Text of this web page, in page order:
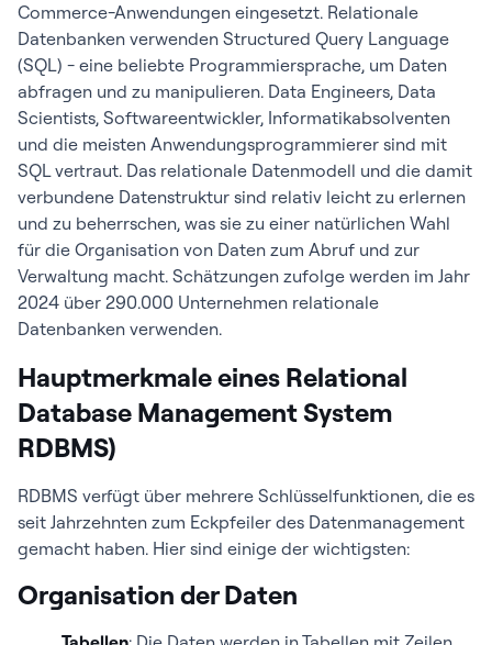
Commerce-Anwendungen eingesetzt. Relationale
Datenbanken verwenden Structured Query Language
(SQL) - eine beliebte Programmiersprache, um Daten
abfragen und zu manipulieren. Data Engineers, Data
Scientists, Softwareentwickler, Informatikabsolventen
und die meisten Anwendungsprogrammierer sind mit
SQL vertraut. Das relationale Datenmodell und die damit
verbundene Datenstruktur sind relativ leicht zu erlernen
und zu beherrschen, was sie zu einer natürlichen Wahl
für die Organisation von Daten zum Abruf und zur
Verwaltung macht. Schätzungen zufolge werden im Jahr
2024 über 290.000 Unternehmen relationale
Datenbanken verwenden.
Hauptmerkmale eines Relational
Database Management System
RDBMS)
RDBMS verfügt über mehrere Schlüsselfunktionen, die es
seit Jahrzehnten zum Eckpfeiler des Datenmanagement
gemacht haben. Hier sind einige der wichtigsten:
Organisation der Daten